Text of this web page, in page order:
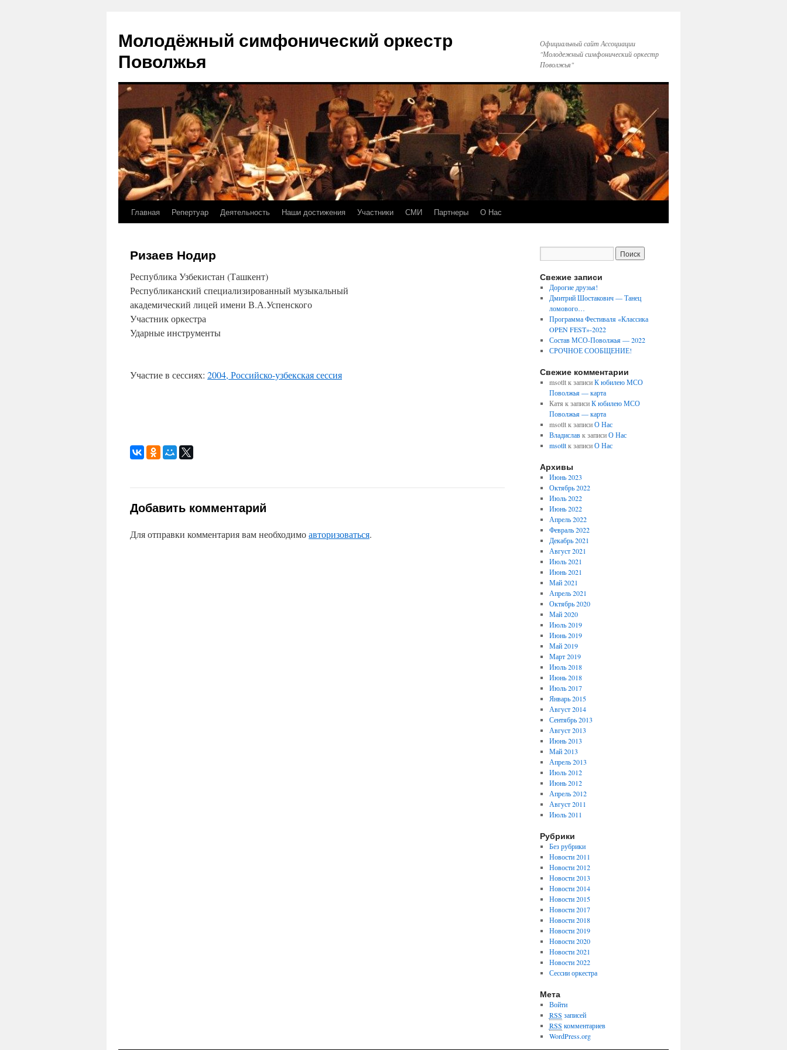
Молодёжный симфонический оркестр
Поволжья
Официальный сайт Ассоциации
"Молодежный симфонический оркестр
Поволжья"
Skip
content
Главная Репертуар Деятельность Наши достижения Участники СМИ Партнеры О Нас
Ризаев Нодир
Республика Узбекистан (Ташкент)
Республиканский специализированный музыкальный
академический лицей имени В.А.Успенского
Участник оркестра
Ударные инструменты
Участие в сессиях: 2004, Российско-узбекская сессия
Добавить комментарий
Для отправки комментария вам необходимоавторизоваться.
Свежие записи
Дорогие друзья!
Дмитрий Шостакович — Танец
ломового…
Программа Фестиваля «Классика
OPEN FEST»-2022
Состав МСО-Поволжья — 2022
СРОЧНОЕ СООБЩЕНИЕ!
Свежие комментарии
msotltк записиК юбилею МСО
Поволжья — карта
Катя к записиК юбилею МСО
Поволжья — карта
msotltк записиО Нас
Владиславк записиО Нас
msotltк записиО Нас
Архивы
Июнь 2023
Октябрь 2022
Июль 2022
Июнь 2022
Апрель 2022
Февраль 2022
Декабрь 2021
Август 2021
Июль 2021
Июнь 2021
Май 2021
Апрель 2021
Октябрь 2020
Май 2020
Июль 2019
Июнь 2019
Май 2019
Март 2019
Июль 2018
Июнь 2018
Июль 2017
Январь 2015
Август 2014
Сентябрь 2013
Август 2013
Июнь 2013
Май 2013
Апрель 2013
Июль 2012
Июнь 2012
Апрель 2012
Август 2011
Июль 2011
Рубрики
Без рубрики
Новости 2011
Новости 2012
Новости 2013
Новости 2014
Новости 2015
Новости 2017
Новости 2018
Новости 2019
Новости 2020
Новости 2021
Новости 2022
Сессии оркестра
Мета
Войти
RSS записей
RSS комментариев
WordPress.org